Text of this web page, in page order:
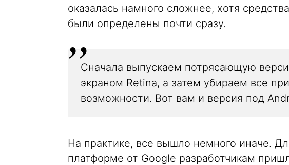
оказалась намного сложнее, хотя
были определены почти сразу.
Сначала выпускаем потрясающую
экраном Retina, а затем убираем все
возможности. Вот вам и версия под
На практике, все вышло немного иначе.
платформе от Google разработчикам